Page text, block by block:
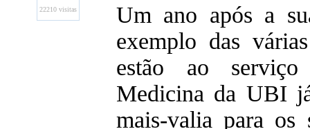
22210 visitas
Um ano após a
exemplo das
estão ao
Medicina da UBI
mais-valia para os